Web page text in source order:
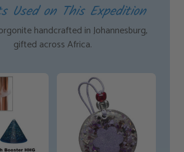
Used on This Expedition
handcrafted in Johannesburg,
gifted across Africa.